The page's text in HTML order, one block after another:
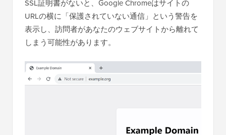
SSL証明書がないと、Google Chromeはサイトの
URLの横に「保護されていない通信」という警告を
表示し、訪問者があなたのウェブサイトから離れて
しまう可能性があります。